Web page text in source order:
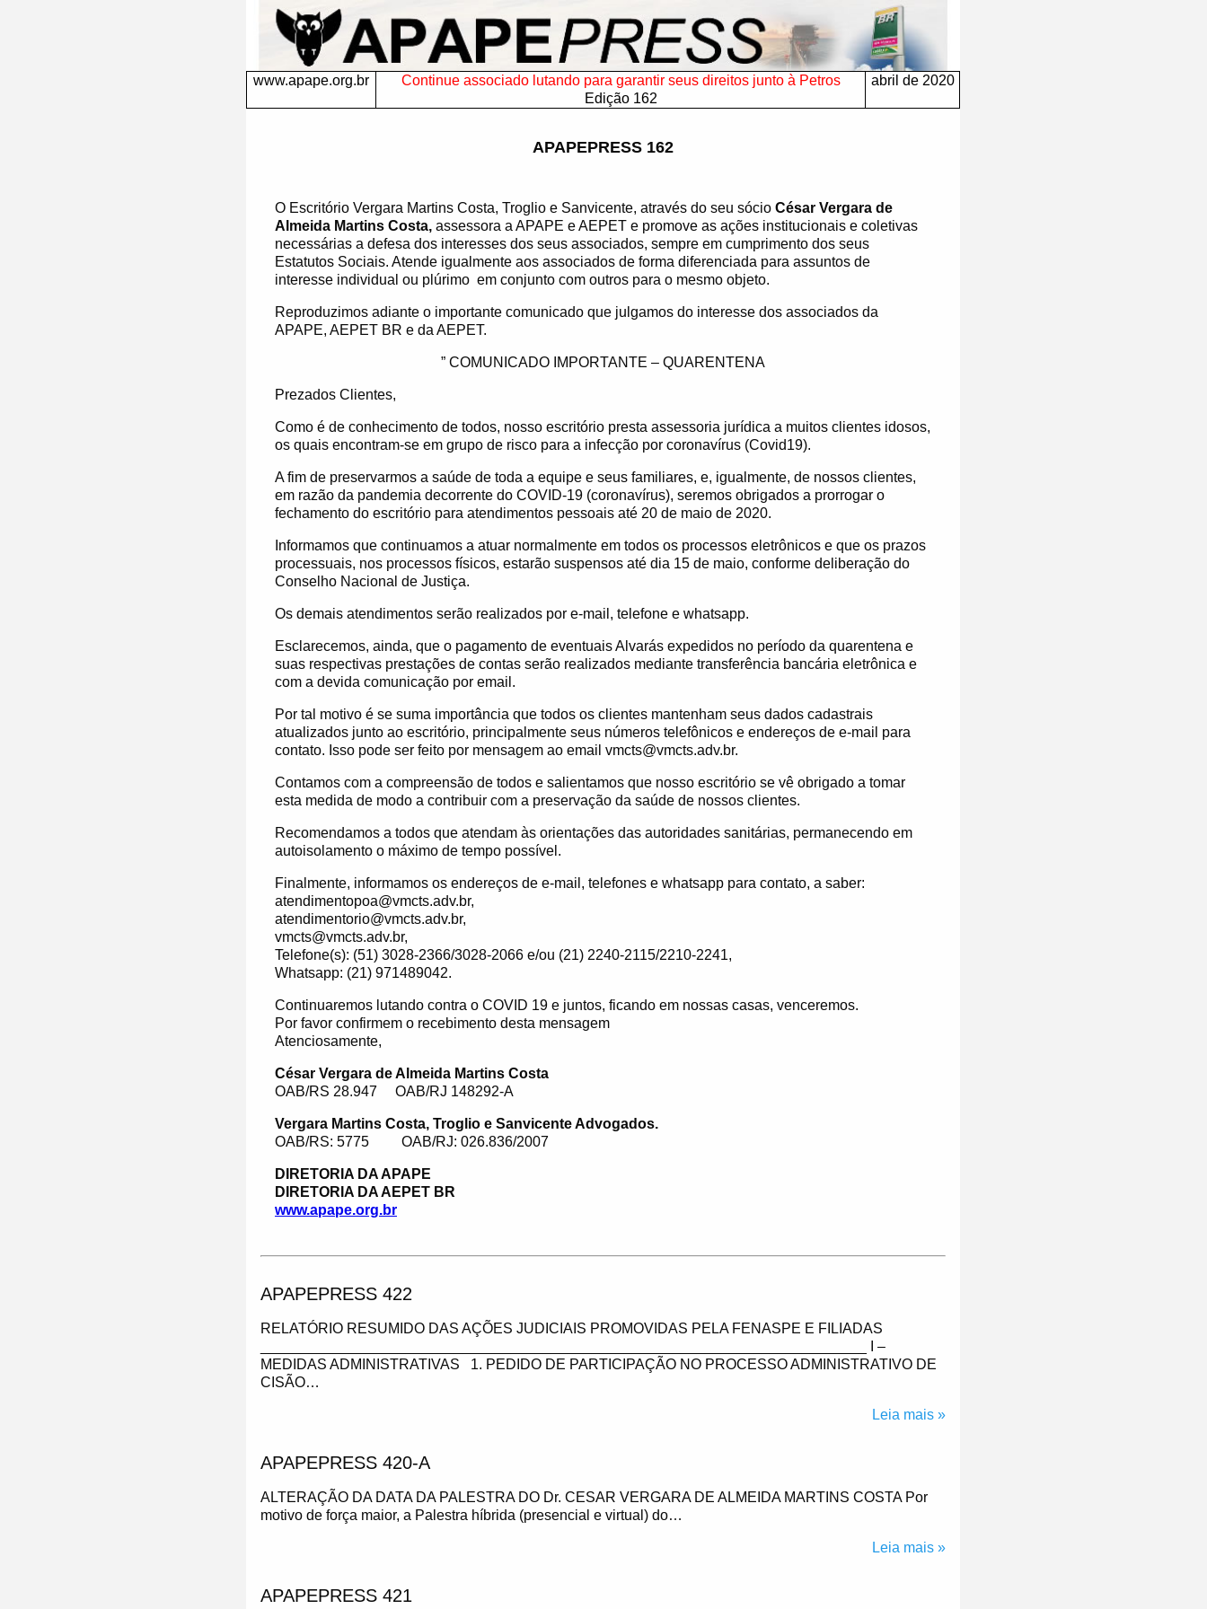
www.apape.org.br
Continue associado lutando para garantir seus direitos junto à Petros
Edição 162
abril de 2020
APAPEPRESS 162
O Escritório Vergara Martins Costa, Troglio e Sanvicente, através do seu sócio César Vergara de
Almeida Martins Costa, assessora a APAPE e AEPET e promove as ações institucionais e coletivas
necessárias a defesa dos interesses dos seus associados, sempre em cumprimento dos seus
Estatutos Sociais. Atende igualmente aos associados de forma diferenciada para assuntos de
interesse individual ou plúrimo em conjunto com outros para o mesmo objeto.
Reproduzimos adiante o importante comunicado que julgamos do interesse dos associados da
APAPE, AEPET BR e da AEPET.
” COMUNICADO IMPORTANTE – QUARENTENA
Prezados Clientes,
Como é de conhecimento de todos, nosso escritório presta assessoria jurídica a muitos clientes idosos,
os quais encontram-se em grupo de risco para a infecção por coronavírus (Covid19).
A fim de preservarmos a saúde de toda a equipe e seus familiares, e, igualmente, de nossos clientes,
em razão da pandemia decorrente do COVID-19 (coronavírus), seremos obrigados a prorrogar o
fechamento do escritório para atendimentos pessoais até 20 de maio de 2020.
Informamos que continuamos a atuar normalmente em todos os processos eletrônicos e que os prazos
processuais, nos processos físicos, estarão suspensos até dia 15 de maio, conforme deliberação do
Conselho Nacional de Justiça.
Os demais atendimentos serão realizados por e-mail, telefone e whatsapp.
Esclarecemos, ainda, que o pagamento de eventuais Alvarás expedidos no período da quarentena e
suas respectivas prestações de contas serão realizados mediante transferência bancária eletrônica e
com a devida comunicação por email.
Por tal motivo é se suma importância que todos os clientes mantenham seus dados cadastrais
atualizados junto ao escritório, principalmente seus números telefônicos e endereços de e-mail para
contato. Isso pode ser feito por mensagem ao email vmcts@vmcts.adv.br.
Contamos com a compreensão de todos e salientamos que nosso escritório se vê obrigado a tomar
esta medida de modo a contribuir com a preservação da saúde de nossos clientes.
Recomendamos a todos que atendam às orientações das autoridades sanitárias, permanecendo em
autoisolamento o máximo de tempo possível.
Finalmente, informamos os endereços de e-mail, telefones e whatsapp para contato, a saber:
atendimentopoa@vmcts.adv.br,
atendimentorio@vmcts.adv.br,
vmcts@vmcts.adv.br,
Telefone(s): (51) 3028-2366/3028-2066 e/ou (21) 2240-2115/2210-2241,
Whatsapp: (21) 971489042.
Continuaremos lutando contra o COVID 19 e juntos, ficando em nossas casas, venceremos.
Por favor confirmem o recebimento desta mensagem
Atenciosamente,
César Vergara de Almeida Martins Costa
OAB/RS 28.947
OAB/RJ 148292-A
Vergara Martins Costa, Troglio e Sanvicente Advogados.
OAB/RS: 5775
OAB/RJ: 026.836/2007
DIRETORIA DA APAPE
DIRETORIA DA AEPET BR
www.apape.org.br
APAPEPRESS 422
RELATÓRIO RESUMIDO DAS AÇÕES JUDICIAIS PROMOVIDAS PELA FENASPE E FILIADAS
___________________________________________________________________________ I –
MEDIDAS ADMINISTRATIVAS 1. PEDIDO DE PARTICIPAÇÃO NO PROCESSO ADMINISTRATIVO DE
CISÃO…
Leia mais »
APAPEPRESS 420-A
ALTERAÇÃO DA DATA DA PALESTRA DO Dr. CESAR VERGARA DE ALMEIDA MARTINS COSTA Por
motivo de força maior, a Palestra híbrida (presencial e virtual) do…
Leia mais »
APAPEPRESS 421